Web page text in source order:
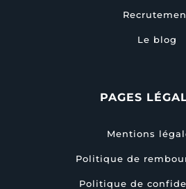
Le blog
PAGES
Mentions
Politique de
Politique de